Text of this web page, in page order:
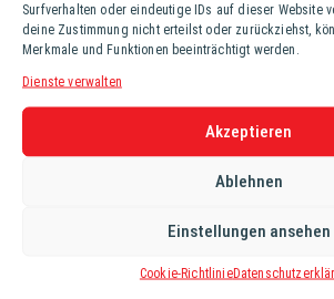
Surfverhalten oder eindeutige IDs auf dieser Website
deine Zustimmung nicht erteilst oder zurückziehst,
Merkmale und Funktionen beeinträchtigt werden.
Dienste verwalten
Akzeptieren
Ablehnen
Einstellungen ansehen
Cookie-Richtlinie
Der Klassiker schmeckt angenehm süß
überzeugt durch seinen natürlichen
Service
REGISTRIERUNG